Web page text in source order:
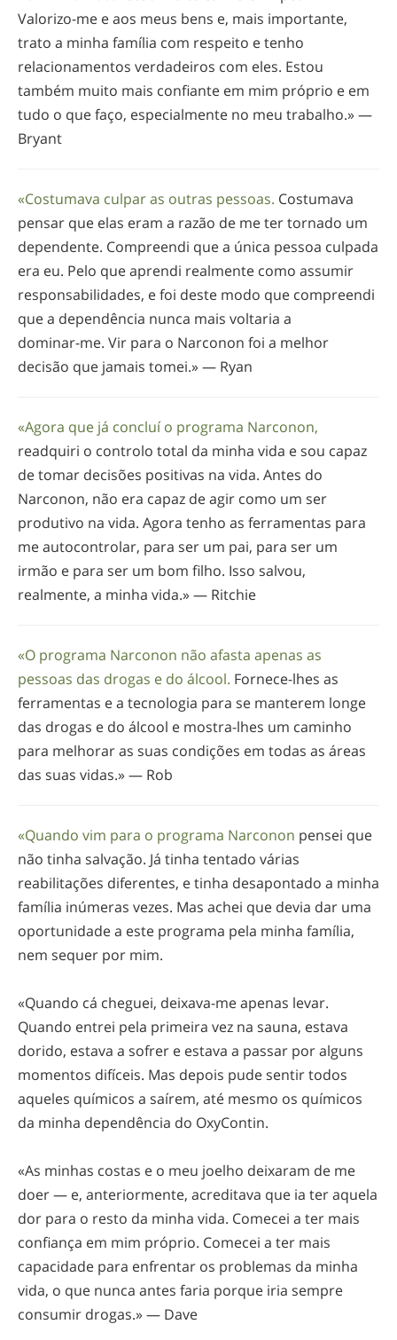
Valorizo-me e aos meus bens e, mais importante,
trato a minha família com respeito e tenho
relacionamentos verdadeiros com eles. Estou
também muito mais confiante em mim próprio e em
tudo o que faço, especialmente no meu trabalho.» —
Bryant
«Costumava culpar as outras pessoas. Costumava
pensar que elas eram a razão de me ter tornado um
dependente. Compreendi que a única pessoa culpada
era eu. Pelo que aprendi realmente como assumir
responsabilidades, e foi deste modo que compreendi
que a dependência nunca mais voltaria a
dominar-me. Vir para o Narconon foi a melhor
decisão que jamais tomei.» — Ryan
«Agora que já concluí o programa Narconon,
readquiri o controlo total da minha vida e sou capaz
de tomar decisões positivas na vida. Antes do
Narconon, não era capaz de agir como um ser
produtivo na vida. Agora tenho as ferramentas para
me autocontrolar, para ser um pai, para ser um
irmão e para ser um bom filho. Isso salvou,
realmente, a minha vida.» ­— Ritchie
«O programa Narconon não afasta apenas as
pessoas das drogas e do álcool. Fornece-lhes as
ferramentas e a tecnologia para se manterem longe
das drogas e do álcool e mostra-lhes um caminho
para melhorar as suas condições em todas as áreas
das suas vidas.» — Rob
«Quando vim para o programa Narconon pensei que
não tinha salvação. Já tinha tentado várias
reabilitações diferentes, e tinha desapontado a minha
família inúmeras vezes. Mas achei que devia dar uma
oportunidade a este programa pela minha família,
nem sequer por mim.
«Quando cá cheguei, deixava-meapenas levar.
Quando entrei pela primeira vez na sauna, estava
dorido, estava a sofrer e estava a passar por alguns
momentos difíceis. Mas depois pude sentir todos
aqueles químicos a saírem, até mesmo os químicos
da minha dependência do OxyContin.
«As minhas costas e o meu joelho deixaram de me
doer — e, anteriormente, acreditava que ia ter aquela
dor para o resto da minha vida. Comecei a ter mais
confiança em mim próprio. Comecei a ter mais
capacidade para enfrentar os problemas da minha
vida, o que nunca antes faria porque iria sempre
consumir drogas.» — Dave